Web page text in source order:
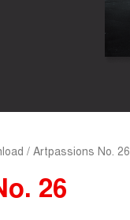
/ Artpassions No. 26
26